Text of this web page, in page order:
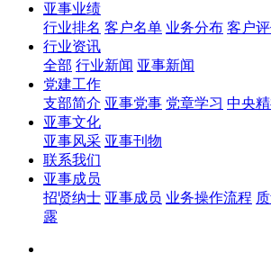
亚事业绩
行业排名 客户名单 业务分布 客户
行业资讯
全部 行业新闻 亚事新闻
党建工作
支部简介 亚事党事 党章学习 中央
亚事文化
亚事风采 亚事刊物
联系我们
亚事成员
招贤纳士 亚事成员 业务操作流程
露